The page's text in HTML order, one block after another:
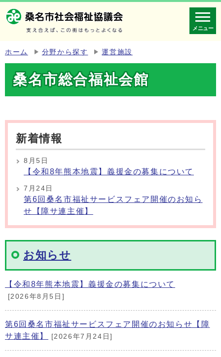
メニュー
ホーム 分野から探す 運営施設
桑名市総合福祉会館
新着情報
8月5日
【令和8年熊本地震】義援金の募集について
7月24日
第6回桑名市福祉サービスフェア開催のお知ら
せ【障サ連主催】
お知らせ
【令和8年熊本地震】義援金の募集について
[2026年8月5日]
第6回桑名市福祉サービスフェア開催のお知らせ【障
サ連主催】
[2026年7月24日]